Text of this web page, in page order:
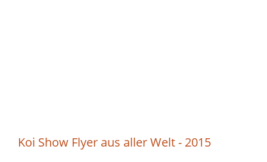
Koi Show Flyer aus aller Welt - 2015